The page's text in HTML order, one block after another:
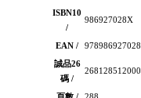
ISBN10
/
986927028X
EAN /
誠品26
碼 /
頁數 / 288